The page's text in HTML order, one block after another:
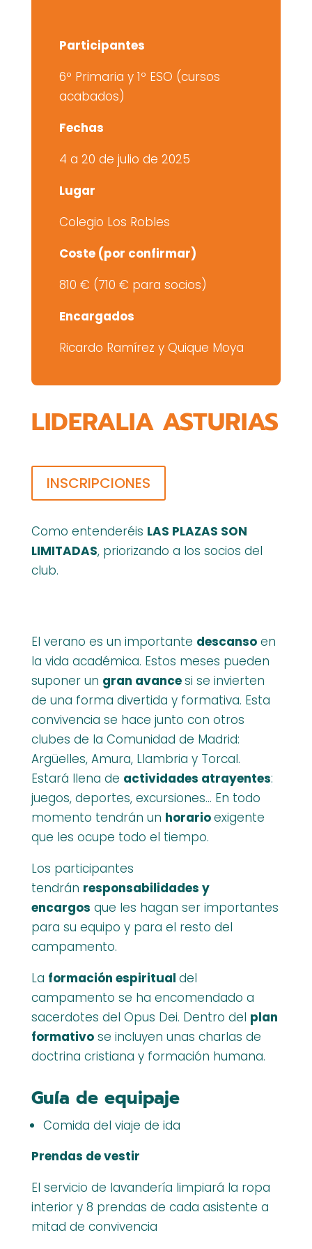
Participantes
6º Primaria y 1º ESO (cursos
acabados)
Fechas
4 a 20 de julio de 2025
Lugar
Colegio Los Robles
Coste (por confirmar)
810 € (710 € para socios)
Encargados
Ricardo Ramírez y Quique Moya
LIDERALIA ASTURIAS
INSCRIPCIONES
Como entenderéis LAS PLAZAS SON
LIMITADAS, priorizando a los socios del
club.
El verano es un importante descansoen
la vida académica. Estos meses pueden
suponer un gran avancesi se invierten
de una forma divertida y formativa. Esta
convivencia se hace junto con otros
clubes de la Comunidad de Madrid:
Argüelles, Amura, Llambria y Torcal.
Estará llena de actividades atrayentes:
juegos, deportes, excursiones… En todo
momento tendrán un horarioexigente
que les ocupe todo el tiempo.
​Los participantes
tendrán responsabilidades y
encargos que les hagan ser importantes
para su equipo y para el resto del
campamento.
La formación espiritual del
campamento se ha encomendado a
sacerdotes del Opus Dei. Dentro del plan
formativose incluyen unas charlas de
doctrina cristiana y formación humana.
Guía de equipaje
Comida del viaje de ida
Prendas de vestir
El servicio de lavandería limpiará la ropa
interior y 8 prendas de cada asistente a
mitad de convivencia